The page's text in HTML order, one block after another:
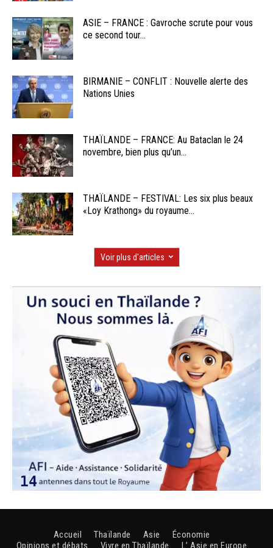
ASIE – FRANCE : Gavroche scrute pour vous
ce second tour...
BIRMANIE – CONFLIT : Nouvelle alerte des
Nations Unies
THAÏLANDE – FRANCE: Au Bataclan le 24
novembre, bien plus qu’un...
THAÏLANDE – FESTIVAL: Les six plus beaux
«Loy Krathong» du royaume...
Voir plus d'articles
Accueil Thaïlande Asie
Économie
Opinions et débats
Vivre en Thaïlande L’ Asie en Europe